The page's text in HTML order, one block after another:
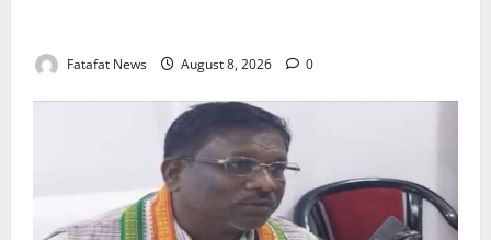
Fatafat News August 8, 2026 0